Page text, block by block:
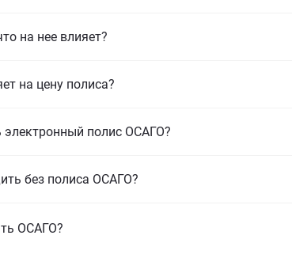
на нее влияет?
на цену полиса?
электронный полис ОСАГО?
без полиса ОСАГО?
ОСАГО?